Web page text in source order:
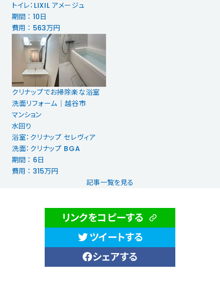
トイレ：LIXIL アメージュ
期間 ： 10日
費用 ： 563万円
クリナップでお掃除楽な浴室
洗面リフォーム│越谷市
マンション
水回り
浴室：クリナップ セレヴィア
洗面：クリナップ BGA
期間 ： 6日
費用 ： 315万円
記事一覧を見る
リンクをコピーする
ツイートする
シェアする